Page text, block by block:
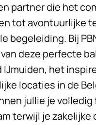
partner die het
tot avontuurlijke
begeleiding. Bij
deze perfecte
het
locaties in de
jullie je
terwijl je zakelijke